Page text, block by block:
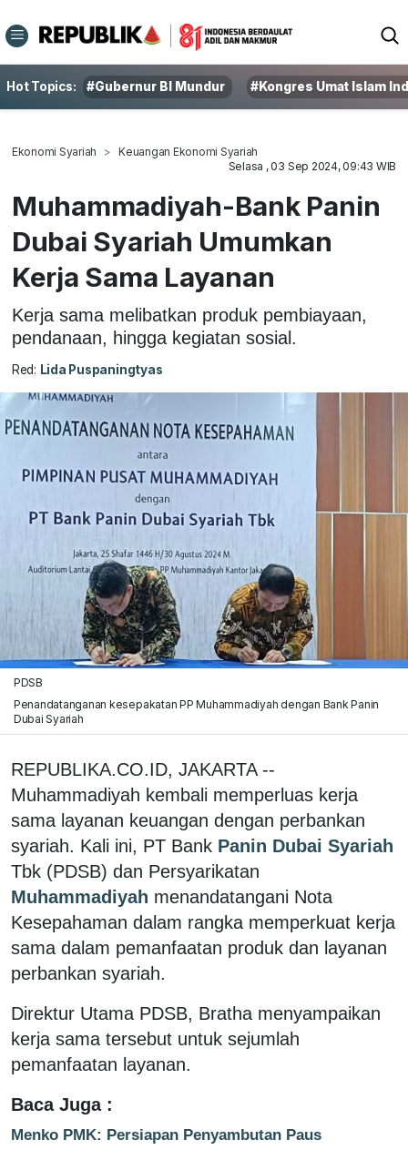
Hot Topics: #Gubernur BI Mundur #Kongres Umat Islam
Ekonomi Syariah
Keuangan Ekonomi Syariah
Selasa , 03 Sep 2024, 09:43 WIB
Muhammadiyah-Bank Panin
Dubai Syariah Umumkan
Kerja Sama Layanan
Kerja sama melibatkan produk pembiayaan,
pendanaan, hingga kegiatan sosial.
Red: Lida Puspaningtyas
PDSB
Penandatanganan kesepakatan PP Muhammadiyah dengan Bank Panin
Dubai Syariah
REPUBLIKA.CO.ID, JAKARTA --
Muhammadiyah kembali memperluas kerja
sama layanan keuangan dengan perbankan
syariah. Kali ini, PT Bank Panin Dubai Syariah
Tbk (PDSB) dan Persyarikatan
Muhammadiyah menandatangani Nota
Kesepahaman dalam rangka memperkuat kerja
sama dalam pemanfaatan produk dan layanan
perbankan syariah.
Direktur Utama PDSB, Bratha menyampaikan
kerja sama tersebut untuk sejumlah
pemanfaatan layanan.
Baca Juga :
Menko PMK: Persiapan Penyambutan Paus